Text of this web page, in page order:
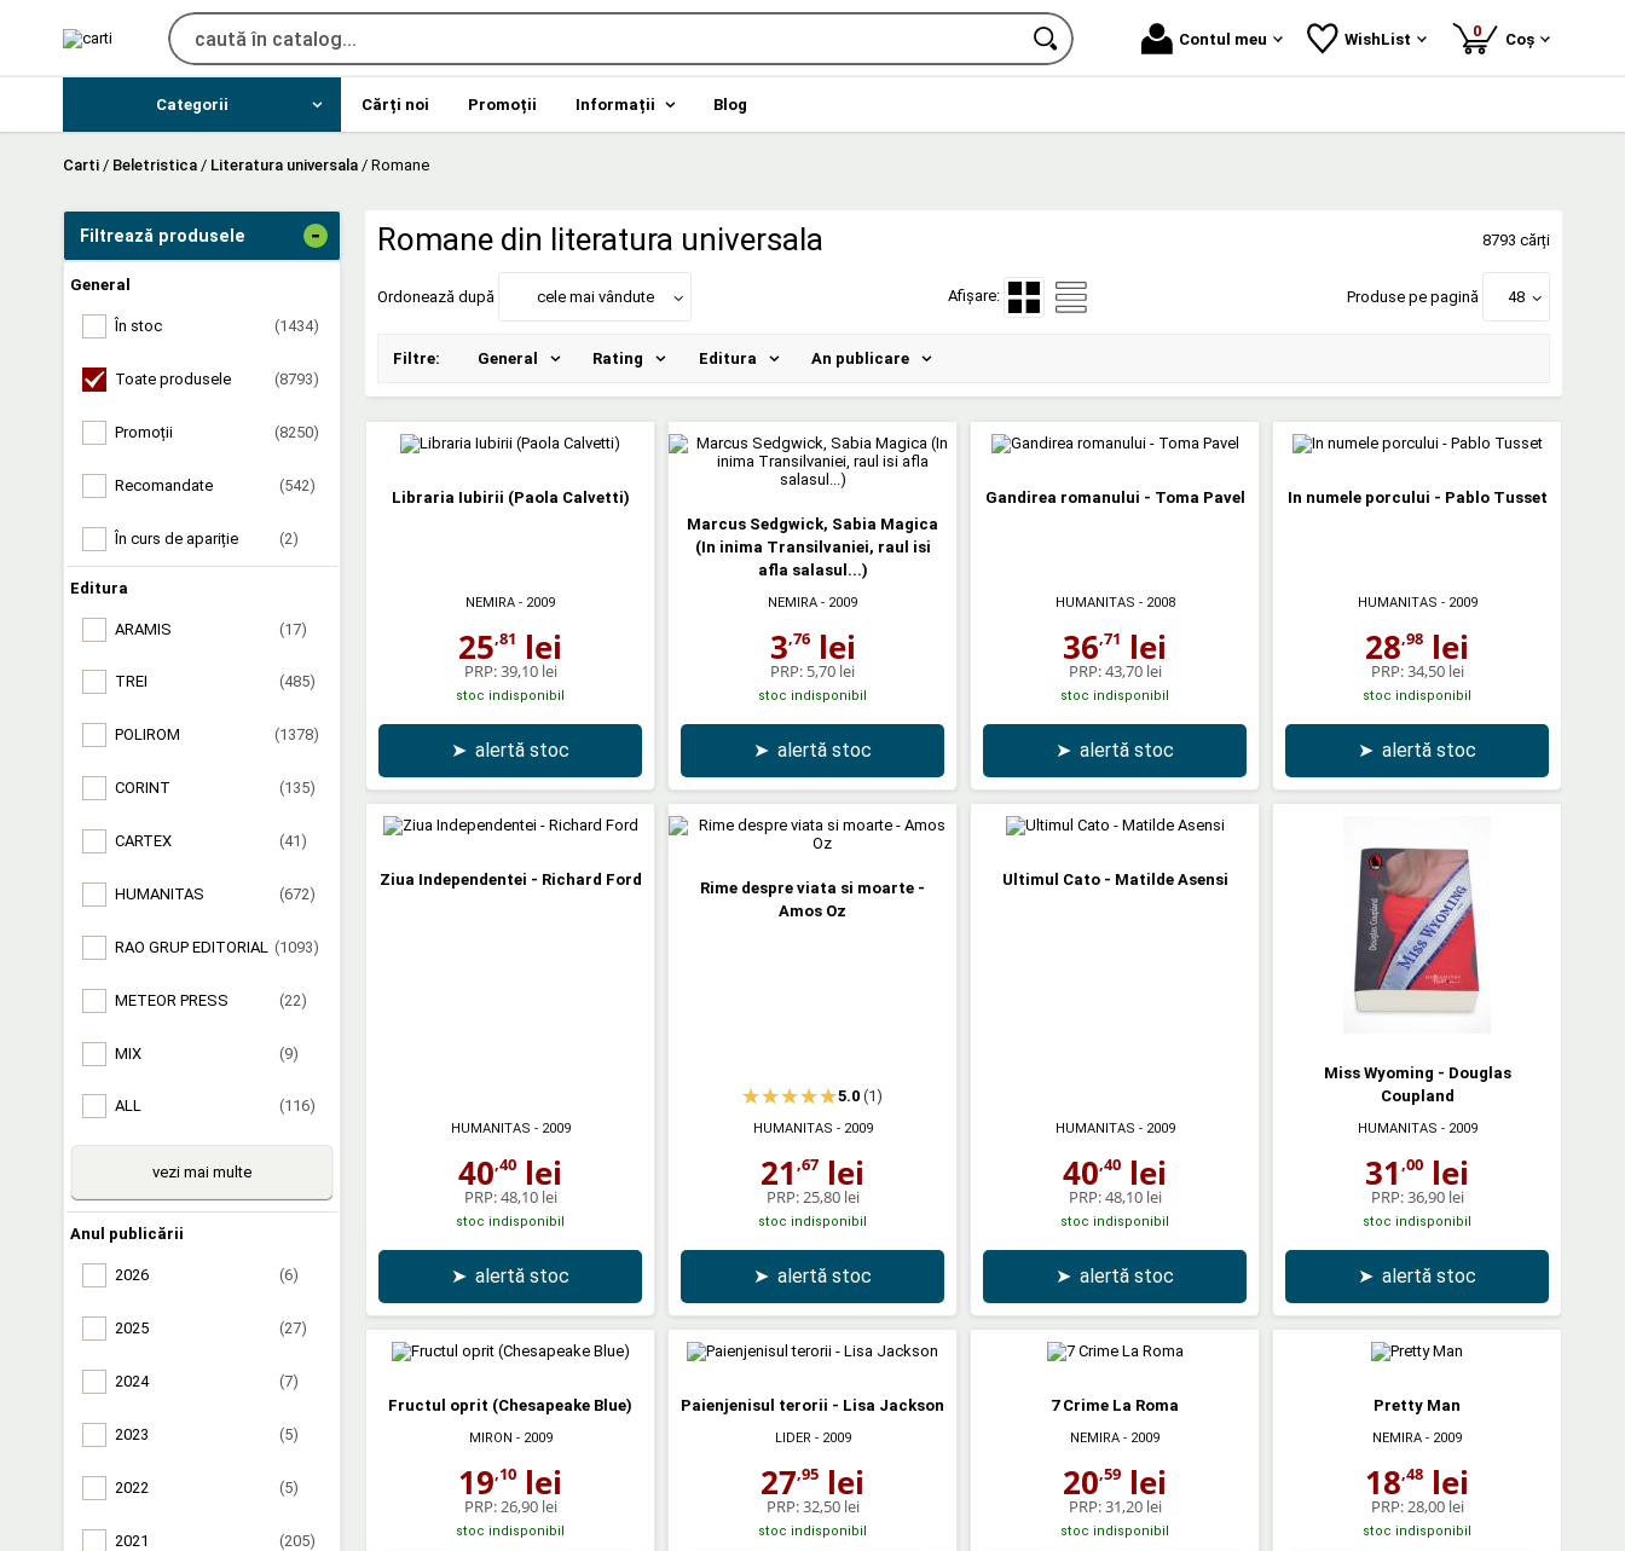
Contul meu WishList 0produse
Coș
Categorii Cărți noi Promoții Informații Blog
Carti / Beletristica / Literatura universala / Romane
Filtrează produsele -
General
În stoc (1434)
Toate produsele (8793)
Promoții (8250)
Recomandate (542)
În curs de apariție (2)
Editura
ARAMIS (17)
TREI (485)
POLIROM (1378)
CORINT (135)
CARTEX (41)
HUMANITAS (672)
RAO GRUP EDITORIAL (1093)
METEOR PRESS (22)
MIX (9)
ALL (116)
vezi mai multe
Anul publicării
2026 (6)
2025 (27)
2024 (7)
2023 (5)
2022 (5)
2021 (205)
Romane din literatura universala 8793 cărți
Ordonează după cele mai vândute Afișare: Produse pe pagină 48
Filtre: General Rating Editura An publicare
Libraria Iubirii (Paola Calvetti)
NEMIRA - 2009
25,81 lei
PRP:39,10 lei
stoc indisponibil
➤ alertă stoc
Marcus Sedgwick, Sabia Magica
(In inima Transilvaniei, raul isi
afla salasul...)
NEMIRA - 2009
3,76lei
PRP: 5,70 lei
stoc indisponibil
➤ alertă stoc
Gandirea romanului - Toma Pavel
HUMANITAS - 2008
36,71 lei
PRP:43,70 lei
stoc indisponibil
➤ alertă stoc
In numele porcului - Pablo Tusset
HUMANITAS - 2009
28,98 lei
PRP:34,50 lei
stoc indisponibil
➤ alertă stoc
Ziua Independentei - Richard Ford
HUMANITAS - 2009
40,40 lei
PRP:48,10 lei
stoc indisponibil
➤ alertă stoc
Rime despre viata si moarte -
Amos Oz
5.0(1)
HUMANITAS - 2009
21 ,67 lei
PRP: 25,80 lei
stoc indisponibil
➤ alertă stoc
Ultimul Cato - Matilde Asensi
HUMANITAS - 2009
40,40 lei
PRP:48,10 lei
stoc indisponibil
➤ alertă stoc
Miss Wyoming - Douglas
Coupland
HUMANITAS - 2009
31 ,00 lei
PRP:36,90 lei
stoc indisponibil
➤ alertă stoc
Fructul oprit (Chesapeake Blue)
MIRON - 2009
19,10 lei
PRP: 26,90 lei
stoc indisponibil
Paienjenisul terorii - Lisa Jackson
LIDER - 2009
27,95 lei
PRP:32,50 lei
stoc indisponibil
7 Crime La Roma
NEMIRA - 2009
20,59 lei
PRP:31,20 lei
stoc indisponibil
Pretty Man
NEMIRA - 2009
18,48 lei
PRP: 28,00 lei
stoc indisponibil